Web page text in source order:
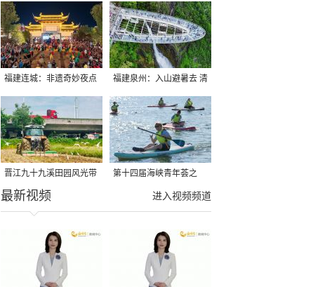
福建连城：非遗奇妙夜点
亮夏夜
福建泉州：入山避暑去 清
凉好惬意
晋江九十九溪田园风光带
千亩早稻迎来成熟收割季
第十四届海峡青年荟之
2026榕台青年大学生水上
进入视频频道
最新视频